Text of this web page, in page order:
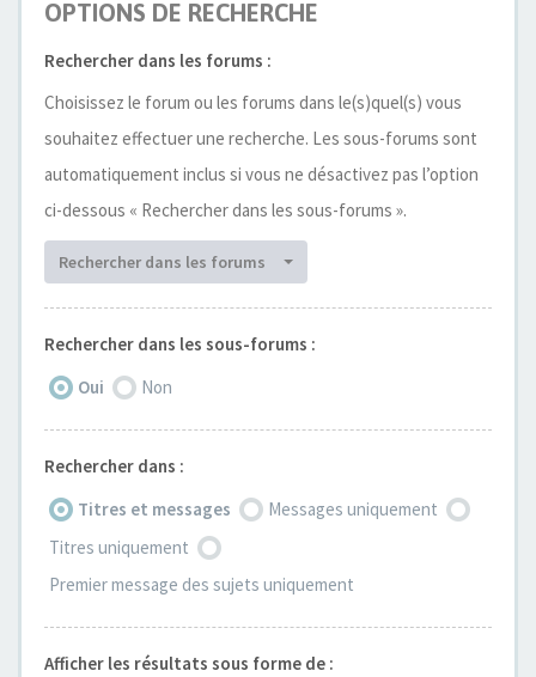
OPTIONS DE RECHERCHE
Rechercher dans les forums :
Choisissez le forum ou les forums dans le(s)quel(s) vous
souhaitez effectuer une recherche. Les sous-forums sont
automatiquement inclus si vous ne désactivez pas l’option
ci-dessous « Rechercher dans les sous-forums ».
Rechercher dans les forums
Rechercher dans les sous-forums :
Oui
Non
Rechercher dans :
Titres et messages
Messages uniquement
Titres uniquement
Premier message des sujets uniquement
Afficher les résultats sous forme de :